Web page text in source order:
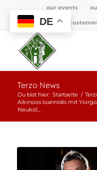
our events
what
Terzo News
Du bist hier: Startseite /
Alkinoos Ioannidis mit
Neuköl...
DE